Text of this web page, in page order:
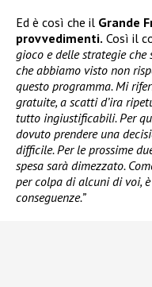
Ed è così che il Grande
provvedimenti. Così il
gioco e delle strategie che
che abbiamo visto non
questo programma. Mi
gratuite, a scatti d’ira
tutto ingiustificabili. Per
dovuto prendere una
difficile. Per le prossime
spesa sarà dimezzato.
per colpa di alcuni di voi,
conseguenze.”